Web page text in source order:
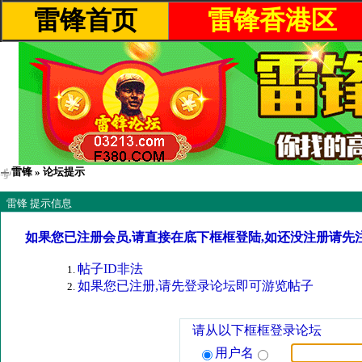
雷锋首页 雷锋香港区
雷锋 » 论坛提示
雷锋 提示信息
如果您已注册会员,请直接在底下框框登陆,如还没注册请先
帖子ID非法
如果您已注册,请先登录论坛即可游览帖子
请从以下框框登录论坛
用户名